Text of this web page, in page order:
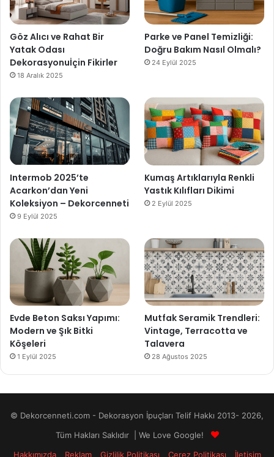
Göz Alıcı ve Rahat Bir
Yatak Odası
Dekorasyonuİçin Fikirler
18 Aralık 2025
Parke ve Panel Temizliği:
Doğru Bakım Nasıl Olmalı?
24 Eylül 2025
Intermob 2025’te
Acarkon’dan Yeni
Koleksiyon – Dekorcenneti
9 Eylül 2025
Kumaş Artıklarıyla Renkli
Yastık Kılıfları Dikimi
2 Eylül 2025
Evde Beton Saksı Yapımı:
Modern ve Şık Bitki
Köşeleri
1 Eylül 2025
Mutfak Seramik Trendleri:
Vintage, Terracotta ve
Talavera
28 Ağustos 2025
© Dekorcenneti.com - Dekorasyon İpuçları Telif Hakkı 2013- 2026,
Tüm Hakları Saklıdır | We Love Google!
Hakkımızda
Reklam Gizlilik Politikası Çerez Politikası İletişim